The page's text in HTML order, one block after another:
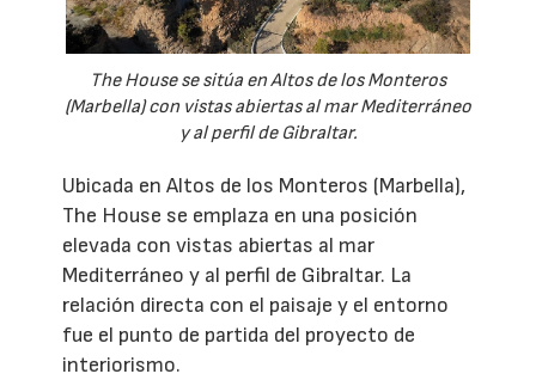
The House se sitúa en Altos de los Monteros
(Marbella) con vistas abiertas al mar Mediterráneo
y al perfil de Gibraltar.
Ubicada en Altos de los Monteros (Marbella),
The House se emplaza en una posición
elevada con vistas abiertas al mar
Mediterráneo y al perfil de Gibraltar. La
relación directa con el paisaje y el entorno
fue el punto de partida del proyecto de
interiorismo.